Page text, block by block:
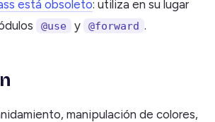
está obsoleto: utiliza en su lugar
@use y @forward .
manipulación de colores,